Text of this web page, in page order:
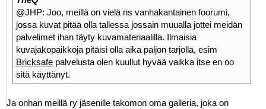
@JHP: Joo, meillä on vielä ns vanhakantainen foorumi,
jossa kuvat pitää olla tallessa jossain muualla jottei meidän
palvelimet ihan täyty kuvamateriaalilla. Ilmaisia
kuvajakopaikkoja pitäisi olla aika paljon tarjolla, esim
Bricksafe palvelusta olen kuullut hyvää vaikka itse en oo
sitä käyttänyt.
Ja onhan meillä ry jäsenille takomon oma galleria, joka on